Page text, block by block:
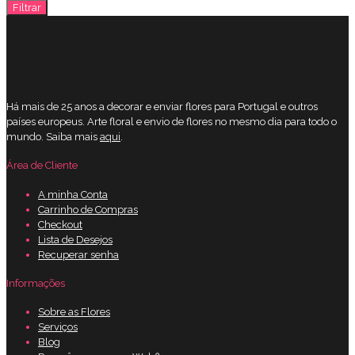
máximo
Filtrar
Há mais de 25 anos a decorar e enviar flores para Portugal e outros
países europeus. Arte floral e envio de flores no mesmo dia para todo o
mundo. Saiba mais aqui.
Área de Cliente
A minha Conta
Carrinho de Compras
Checkout
Lista de Desejos
Recuperar senha
Informações
Sobre as Flores
Serviços
Blog